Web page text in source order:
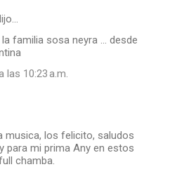
familia sosa neyra ... desde
las 10:23 a.m.
musica, los felicito, saludos
para mi prima Any en estos
chamba.